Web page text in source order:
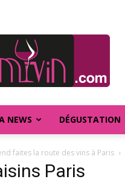
NEWS DÉGUSTATION
faites la route des vins à Paris
Paris